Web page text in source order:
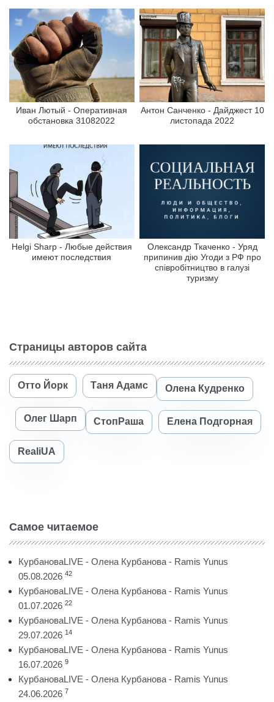
Иван Лютый - Оперативная
обстановка 31082022
Антон Санченко - Дайджест 10
листопада 2022
Helgi Sharp - Любые действия
имеют последствия
Олександр Ткаченко - Уряд
припинив дію Угоди з РФ про
співробітництво в галузі
туризму
Страницы авторов сайта
Отто Йорк Таня Адамс Олена Кудренко
Олег Шарп СтопРаша Елена Подгорная
RealiUA
Самое читаемое
КурбановаLIVE - Олена Курбанова - Ramis Yunus
05.08.2026 42
КурбановаLIVE - Олена Курбанова - Ramis Yunus
01.07.2026 22
КурбановаLIVE - Олена Курбанова - Ramis Yunus
29.07.2026 14
КурбановаLIVE - Олена Курбанова - Ramis Yunus
16.07.2026 9
КурбановаLIVE - Олена Курбанова - Ramis Yunus
24.06.2026 7